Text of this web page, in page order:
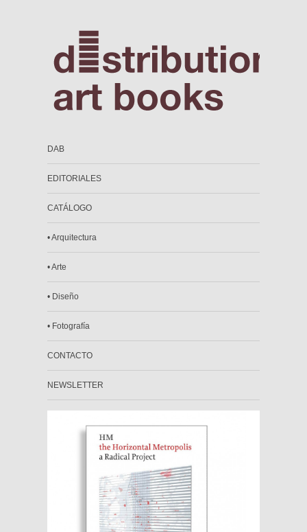
DAB
EDITORIALES
CATÁLOGO
• Arquitectura
• Arte
• Diseño
• Fotografía
CONTACTO
NEWSLETTER